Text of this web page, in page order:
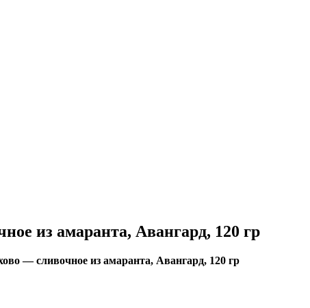
из амаранта, Авангард, 120 гр
— сливочное из амаранта, Авангард, 120 гр